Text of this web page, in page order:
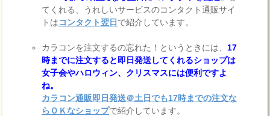
てくれる、うれしいサービスのコンタクト通販サイ
トはコンタクト翌日 で紹介しています。
カラコンを注文するの忘れた！というときには、 17
時までに注文すると即日発送してくれるショップは
女子会やハロウィン、クリスマスには便利ですよ
ね。
カラコン通販即日発送＠土日でも17時までの注文な
らＯＫなショップで紹介しています。